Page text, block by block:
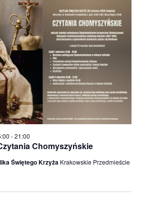
i
w
i
d
o
k
a
h
Chomyszyńskie
-21:00
Świętego Krzyża Krakowskie Przedmieście